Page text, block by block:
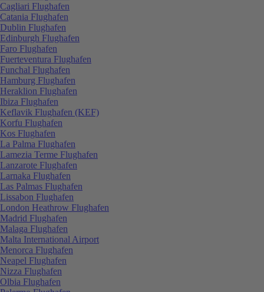
Cagliari Flughafen
Catania Flughafen
Dublin Flughafen
Edinburgh Flughafen
Faro Flughafen
Fuerteventura Flughafen
Funchal Flughafen
Hamburg Flughafen
Heraklion Flughafen
Ibiza Flughafen
Keflavik Flughafen (KEF)
Korfu Flughafen
Kos Flughafen
La Palma Flughafen
Lamezia Terme Flughafen
Lanzarote Flughafen
Larnaka Flughafen
Las Palmas Flughafen
Lissabon Flughafen
London Heathrow Flughafen
Madrid Flughafen
Malaga Flughafen
Malta International Airport
Menorca Flughafen
Neapel Flughafen
Nizza Flughafen
Olbia Flughafen